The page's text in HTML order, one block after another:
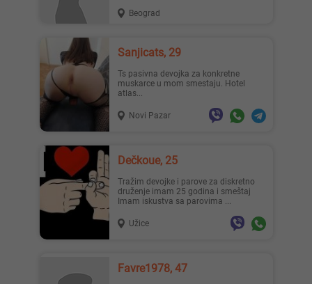
Beograd
Sanjicats, 29
Ts pasivna devojka za konkretne
muskarce u mom smestaju. Hotel
atlas...
Novi Pazar
Dečkoue, 25
Tražim devojke i parove za diskretno
druženje imam 25 godina i smeštaj
Imam iskustva sa parovima ...
Užice
Favre1978, 47